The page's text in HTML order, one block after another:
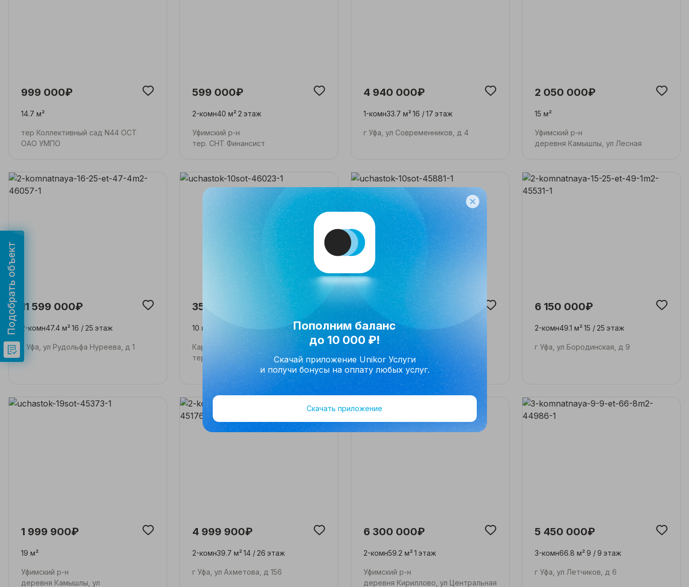
999 000₽
14.7 м²
тер Коллективный сад N44 ОСТ
ОАО УМПО
599 000₽
2-комн40 м² 2 этаж
Уфимский р-н
тер. СНТ Финансист
4 940 000₽
1-комн33.7 м²16 /17 этаж
г Уфа, ул Современников, д 4
2 050 000₽
15 м²
Уфимский р-н
деревня Камышлы, ул Лесная
11 599 000₽
2-комн47.4 м²16 / 25 этаж
г Уфа, ул Рудольфа Нуреева, д 1
350 000₽
10 м²
Кармаскалинский р-н
тер Шаймуратовская
850 000₽
10 м²
Уфимский р-н
деревня Камышлы, ул
А.Александрова, д 6
6 150 000₽
2-комн49.1 м²15 / 25 этаж
г Уфа, ул Бородинская, д 9
1 999 900₽
19 м²
Уфимский р-н
деревня Камышлы, ул
4 999 900₽
2-комн39.7 м²14 / 26 этаж
г Уфа, ул Ахметова, д 156
6 300 000₽
2-комн59.2 м²1 этаж
Уфимский р-н
деревня Кириллово, ул Центральная
5 450 000₽
3-комн66.8 м²9 /9 этаж
г Уфа, ул Летчиков, д 6
Подобрать объект
Пополним баланс
до 10 000 ₽!
Скачай приложение Unikor Услуги
и получи бонусы на оплату любых услуг.
Скачать приложение